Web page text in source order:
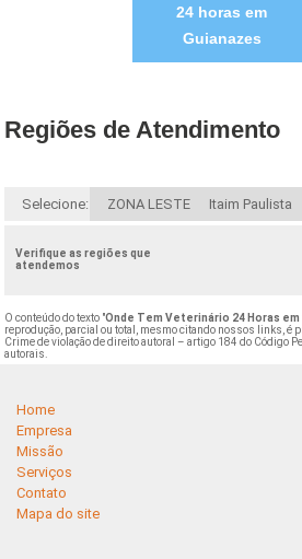
24 horas em
Guianazes
Regiões de Atendimento
Selecione: ZONA LESTE Itaim Paulista
Verifique as regiões que
atendemos
O conteúdo do texto "Onde Tem Veterinário 24 Horas em
reprodução, parcial ou total, mesmo citando nossos links, é
Crime de violação de direito autoral – artigo 184 do Código
autorais
Home
Empresa
Missão
Serviços
Contato
Mapa do site